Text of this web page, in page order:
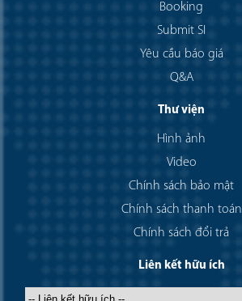
Booking
Submit SI
Yêu cầu báo giá
Q&A
Thư viện
Hình ảnh
Video
Chính sách bảo mật
Chính sách thanh toán
Chính sách đổi trả
Liên kết hữu ích